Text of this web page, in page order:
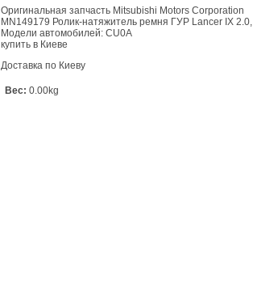
Оригинальная запчасть Mitsubishi Motors Corporation
MN149179 Ролик-натяжитель ремня ГУР Lancer IX
Модели автомобилей: CU0A
купить в Киеве
Доставка по Киеву
Вес: 0.00kg